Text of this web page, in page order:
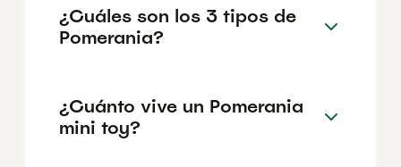
¿Cuáles son los 3 tipos de
Pomerania?
¿Cuánto vive un Pomerania
mini toy?